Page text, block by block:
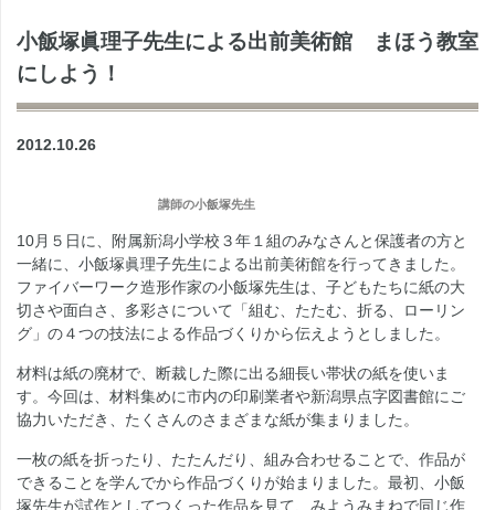
小飯塚眞理子先生による出前美術館 まほう教室
にしよう！
2012.10.26
講師の小飯塚先生
10月５日に、附属新潟小学校３年１組のみなさんと保護者の方と
一緒に、小飯塚眞理子先生による出前美術館を行ってきました。
ファイバーワーク造形作家の小飯塚先生は、子どもたちに紙の大
切さや面白さ、多彩さについて「組む、たたむ、折る、ローリン
グ」の４つの技法による作品づくりから伝えようとしました。
材料は紙の廃材で、断裁した際に出る細長い帯状の紙を使いま
す。今回は、材料集めに市内の印刷業者や新潟県点字図書館にご
協力いただき、たくさんのさまざまな紙が集まりました。
一枚の紙を折ったり、たたんだり、組み合わせることで、作品が
できることを学んでから作品づくりが始まりました。最初、小飯
塚先生が試作としてつくった作品を見て、みようみまねで同じ作